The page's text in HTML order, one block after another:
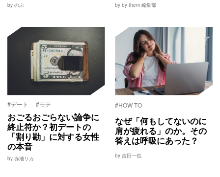
by のぶ by by them 編集部
#デート #モテ
おごるおごらない論争に
終止符か？初デートの
「割り勘」に対する女性
の本音
by 赤池リカ
#HOW TO
なぜ「何もしてないのに
肩が疲れる」のか。その
答えは呼吸にあった？
by 吉田一也